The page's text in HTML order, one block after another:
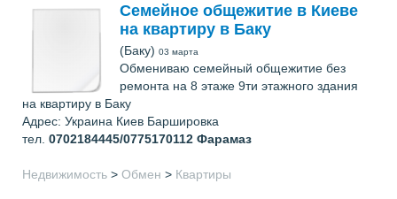
Семейное общежитие в Киеве
на квартиру в Баку
(Баку) 03 марта
Обмениваю семейный общежитие без
ремонта на 8 этаже 9ти этажного здания
на квартиру в Баку
Адрес: Украина Киев Баршировка
тел. 0702184445/0775170112 Фарамаз
Недвижимость > Обмен > Квартиры